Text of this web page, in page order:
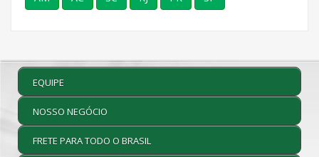
EQUIPE
NOSSO NEGÓCIO
FRETE PARA TODO O BRASIL